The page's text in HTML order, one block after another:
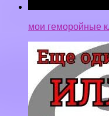
Еще один
стать жертвой !